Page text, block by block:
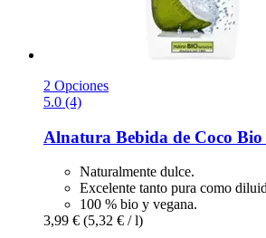
2 Opciones
5.0 (4)
Alnatura Bebida de Coco
Naturalmente dulce.
Excelente tanto pura como
100 % bio y vegana.
3,99 € (5,32 € / l)